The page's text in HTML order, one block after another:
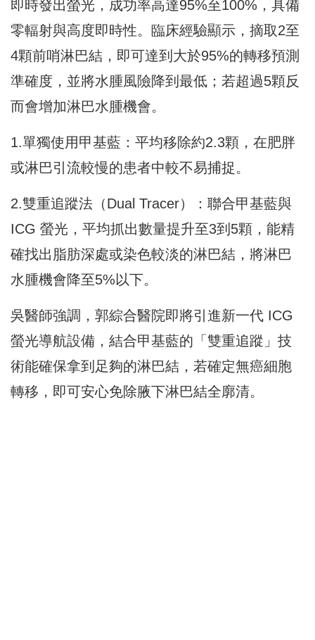
即時發出螢光，成功率高達95%至100%，具備
零輻射與高度即時性。臨床經驗顯示，摘取2至
4顆前哨淋巴結，即可達到大於95%的轉移預測
準確度，並將水腫風險降到最低；若超過5顆反
而會增加淋巴水腫機會。
1.單獨使用甲基藍：平均移除約2.3顆，在肥胖
或淋巴引流較慢的患者中較不易捕捉。
2.雙重追蹤法（Dual Tracer）：聯合甲基藍與
ICG 螢光，平均抓出數量提升至3到5顆，能精
確找出脂肪深處或染色較淡的淋巴結，將淋巴
水腫機會降至5%以下。
吳醫師強調，郭綜合醫院即將引進新一代 ICG
螢光導航設備，結合甲基藍的「雙重追蹤」技
術能確保拿到足夠的淋巴結，若確定無癌細胞
轉移，即可安心免除腋下淋巴結全廓清。